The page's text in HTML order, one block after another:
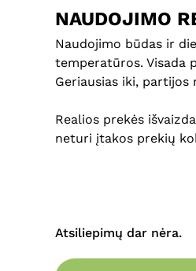
NAUDOJIMO
Naudojimo būdas ir
temperatūros. Visada
Geriausias iki,
Realios prekės
neturi įtakos prekių
Atsiliepimų dar nėra.